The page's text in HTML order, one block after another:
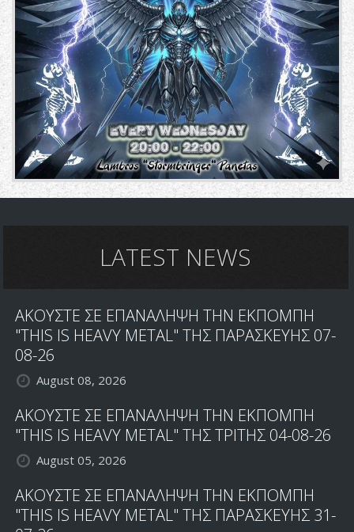
LATEST NEWS
ΑΚΟΥΣΤΕ ΣΕ ΕΠΑΝΑΛΗΨΗ ΤΗΝ ΕΚΠΟΜΠΗ
"THIS IS HEAVY METAL" ΤΗΣ ΠΑΡΑΣΚΕΥΗΣ 07-
08-26
August 08, 2026
ΑΚΟΥΣΤΕ ΣΕ ΕΠΑΝΑΛΗΨΗ ΤΗΝ ΕΚΠΟΜΠΗ
"THIS IS HEAVY METAL" ΤΗΣ ΤΡΙΤΗΣ 04-08-26
August 05, 2026
ΑΚΟΥΣΤΕ ΣΕ ΕΠΑΝΑΛΗΨΗ ΤΗΝ ΕΚΠΟΜΠΗ
"THIS IS HEAVY METAL" ΤΗΣ ΠΑΡΑΣΚΕΥΗΣ 31-